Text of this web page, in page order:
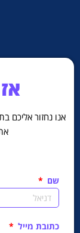
אנו נחזור אליכם בתוך 24 שעות לשיחת
שם
כתובת מייל